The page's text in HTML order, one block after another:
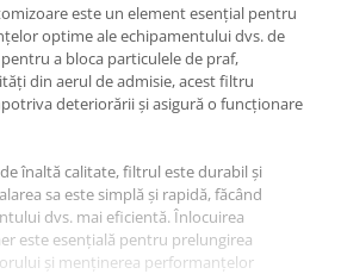
este un element esențial pentru
optime ale echipamentului dvs. de
a bloca particulele de praf,
din aerul de admisie, acest filtru
deteriorării și asigură o funcționare
înaltă calitate, filtrul este durabil și
sa este simplă și rapidă, făcând
dvs. mai eficientă. Înlocuirea
este esențială pentru prelungirea
și menținerea performanțelor